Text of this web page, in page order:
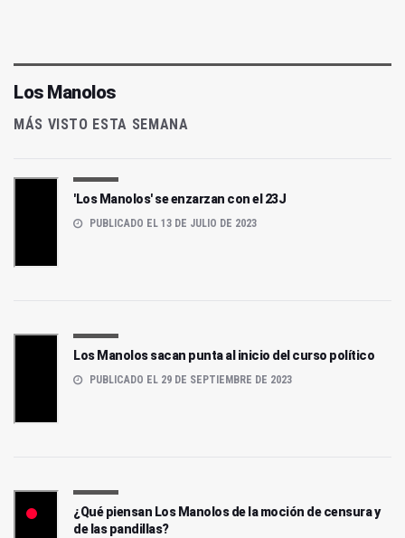
Los Manolos
MÁS VISTO ESTA SEMANA
'Los Manolos' se enzarzan con el 23J
PUBLICADO EL 13 DE JULIO DE 2023
Los Manolos sacan punta al inicio del curso político
PUBLICADO EL 29 DE SEPTIEMBRE DE 2023
¿Qué piensan Los Manolos de la moción de censura y
de las pandillas?